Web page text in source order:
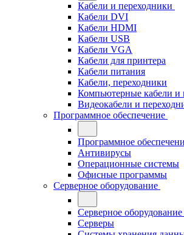
Кабели и переходники
Кабели DVI
Кабели HDMI
Кабели USB
Кабели VGA
Кабели для принтера
Кабели питания
Кабели, переходники
Компьютерные кабели и
Видеокабели и
Программное обеспечение
Программное
Антивирусы
Операционные системы
Офисные программы
Серверное оборудование
Серверное оборудование
Серверы